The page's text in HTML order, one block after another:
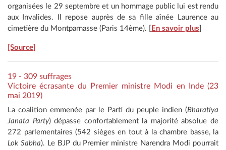
organisées le 29 septembre et un hommage public lui est rendu
aux Invalides. Il repose auprès de sa fille aînée Laurence au
cimetière du Montparnasse (Paris 14ème). [
En savoir plus
[Source]
19 - 309 suffrages
Victoire écrasante du Premier ministre Modi en Inde (23
mai 2019)
La coalition emmenée par le Parti du peuple indien (Bharatiya
Janata Party) dépasse confortablement la majorité absolue de
272 parlementaires (542 sièges en tout à la chambre basse, la
Lok Sabha). Le BJP du Premier ministre Narendra Modi pourrait